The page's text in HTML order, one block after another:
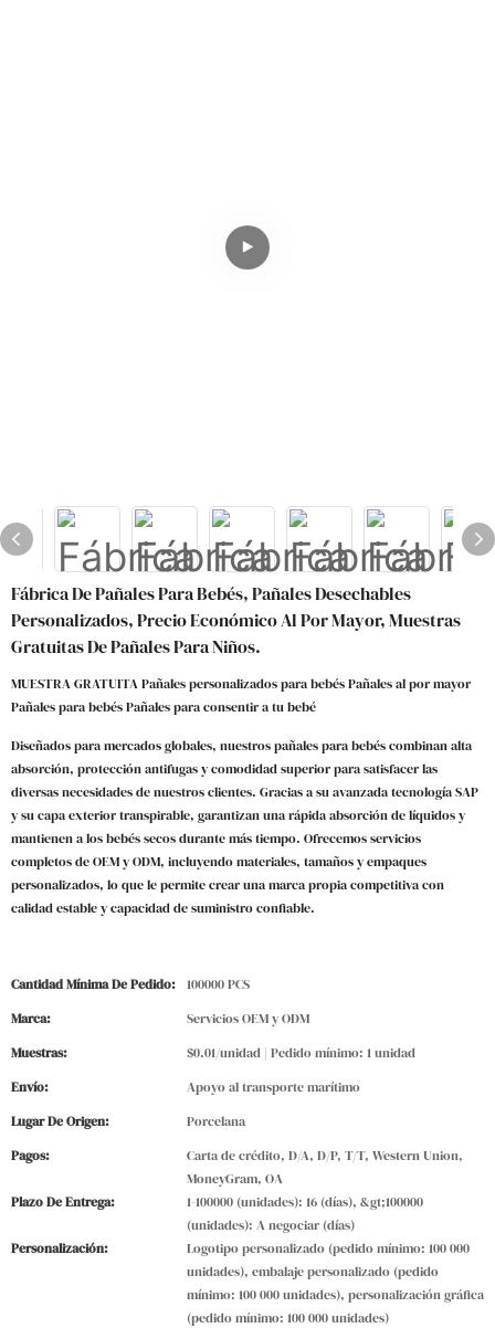
Fábrica De Pañales Para Bebés, Pañales Desechables
Personalizados, Precio Económico Al Por Mayor, Muestras
Gratuitas De Pañales Para Niños.
MUESTRA GRATUITA Pañales personalizados para bebés Pañales al por mayor
Pañales para bebés Pañales para consentir a tu bebé
Diseñados para mercados globales, nuestros pañales para bebés combinan alta
absorción, protección antifugas y comodidad superior para satisfacer las
diversas necesidades de nuestros clientes. Gracias a su avanzada tecnología SAP
y su capa exterior transpirable, garantizan una rápida absorción de líquidos y
mantienen a los bebés secos durante más tiempo. Ofrecemos servicios
completos de OEM y ODM, incluyendo materiales, tamaños y empaques
personalizados, lo que le permite crear una marca propia competitiva con
calidad estable y capacidad de suministro confiable.
Cantidad Mínima De Pedido:
100000 PCS
Marca:
Servicios OEM y ODM
Muestras:
$0.01/unidad | Pedido mínimo: 1 unidad
Envío:
Apoyo al transporte marítimo
Lugar De Origen:
Porcelana
Pagos:
Carta de crédito, D/A, D/P, T/T, Western Union,
MoneyGram, OA
Plazo De Entrega:
1-100000 (unidades): 16 (días), &gt;100000
(unidades): A negociar (días)
Personalización:
Logotipo personalizado (pedido mínimo: 100 000
unidades), embalaje personalizado (pedido
mínimo: 100 000 unidades), personalización gráfica
(pedido mínimo: 100 000 unidades)